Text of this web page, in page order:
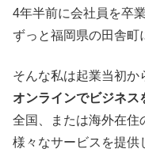
4年半前に会社員を卒
ずっと福岡県の田舎町
そんな私は起業当初か
オンラインでビジネス
全国、または海外在住
様々なサービスを提供